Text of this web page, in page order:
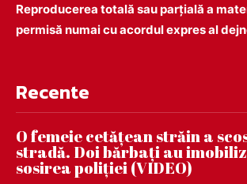
Reproducerea totală sau parțială a
permisă numai cu acordul expres al
Recente
O femeie cetățean străin a
stradă. Doi bărbați au
sosirea poliției (VIDEO)